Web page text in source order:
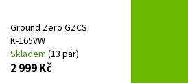
Ground Zero GZCS
K-165VW
Skladem (13 pár)
2 999 Kč